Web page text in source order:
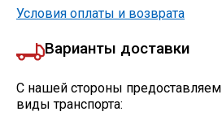
Алюминиевый прокат
Условия оплаты и возврата
Варианты доставки
С нашей стороны
виды транспорта: